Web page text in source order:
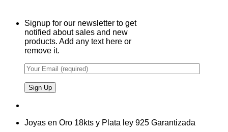
Signup for our newsletter to get
notified about sales and new
products. Add any text here or
remove it.
Joyas en Oro 18kts y Plata ley 925 Garantizada